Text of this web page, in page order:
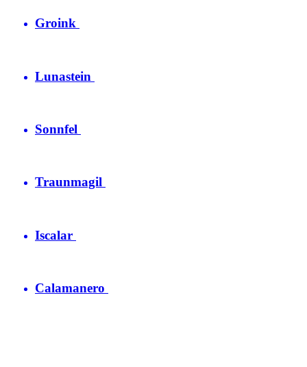
Groink
Lunastein
Sonnfel
Traunmagil
Iscalar
Calamanero